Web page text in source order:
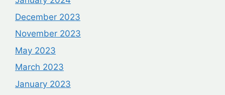
December 2023
November 2023
May 2023
March 2023
January 2023